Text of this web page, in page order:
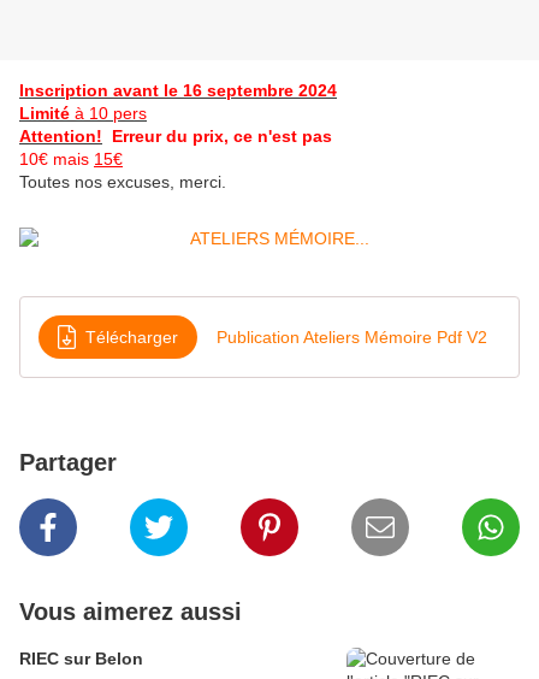
Inscription avant le 16 septembre 2024
Limité à 10 pers
Attention! Erreur du prix, ce n'est pas
10€ mais 15€
Toutes nos excuses, merci.
Télécharger Publication Ateliers Mémoire Pdf V2
Partager
Vous aimerez aussi
RIEC sur Belon